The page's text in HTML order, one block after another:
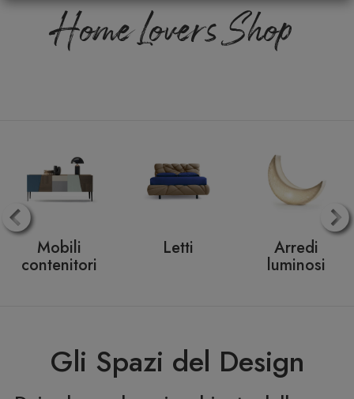
Home Lovers Shop
Letti Arredi Consolle
allungabili
Gli Spazi del Design